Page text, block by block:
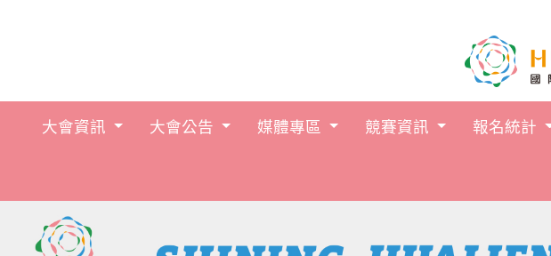
大會資訊 大會公告 媒體專區 競賽資訊 報名統計